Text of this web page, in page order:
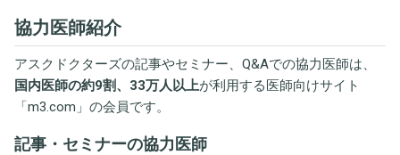
協力医師紹介
アスクドクターズの記事やセミナー、Q&Aでの協力医師は、
国内医師の約9割、33万人以上が利用する医師向けサイト
「m3.com 」の会員です。
記事・セミナーの協力医師